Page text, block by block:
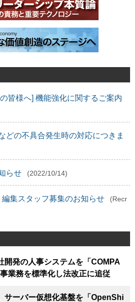
皆様へ] 機能強化に関するご案内
どの不具合発生時の対応につきま
らせ (2022/10/14)
集スタッフ募集のお知らせ
(Recr
開発の人事システムを「COMPA
業務を標準化し法改正に追従
サーバー仮想化基盤を「OpenShi